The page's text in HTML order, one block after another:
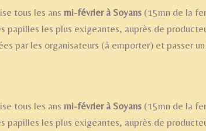
tous les ans mi-février à Soyans (15mn de la
les plus exigeantes, auprès de
par les organisateurs (à emporter) et passer
tous les ans mi-février à Soyans (15mn de la
les plus exigeantes, auprès de